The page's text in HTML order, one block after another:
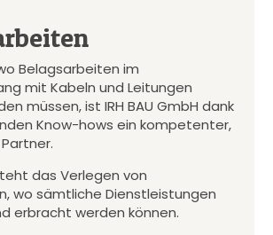
Belagsarbeiten im
mit Kabeln und Leitungen
müssen, ist IRH BAU GmbH dank
Know-hows ein kompetenter,
das Verlegen von
wo sämtliche Dienstleistungen
erbracht werden können.